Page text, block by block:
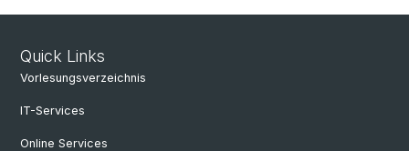
Quick Links
Vorlesungsverzeichnis
IT-Services
Online Services